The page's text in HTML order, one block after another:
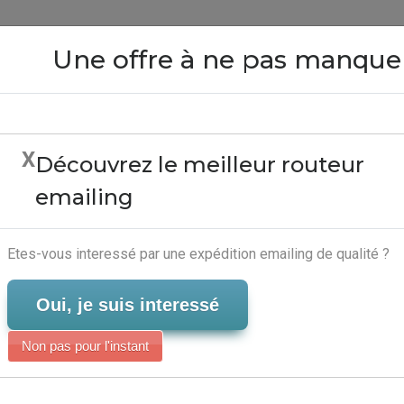
Cci Du Cher -
Close
Une offre à ne pas
XDécouvrez le meilleur routeur
emailing
Etes-vous interessé par une expédition emailing de qualité ?
Oui, je suis interessé
Non pas pour l'instant